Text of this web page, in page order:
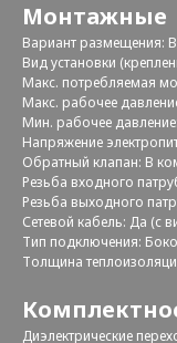
Монтажные
Вариант размещения:
Вид установки
Макс. потребляемая
Макс. рабочее
Мин. рабочее
Напряжение
Обратный клапан: В
Резьба входного
Резьба выходного
Сетевой кабель: Да (с
Тип подключения:
Толщина
Диэлектрические